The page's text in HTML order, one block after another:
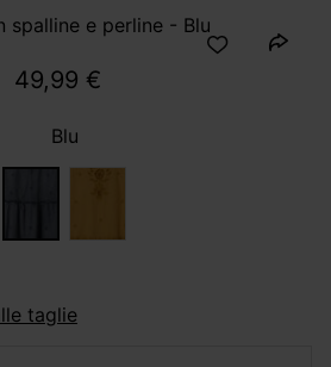
spalline e perline - Blu
49,99 €
Blu
taglie